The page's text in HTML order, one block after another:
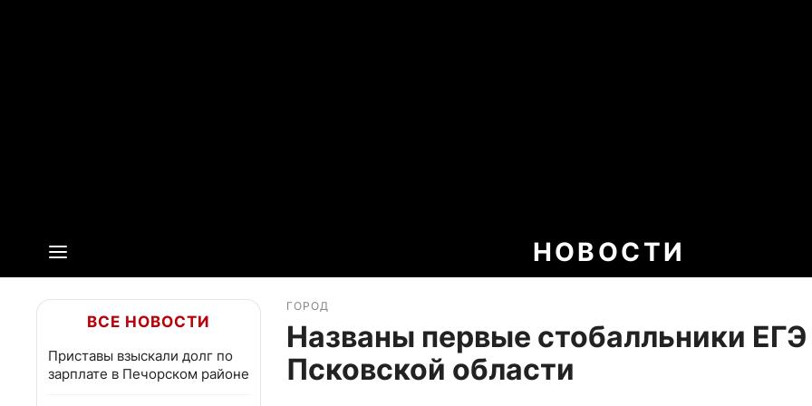
НОВОСТИ
ВСЕ НОВОСТИ
Приставы взыскали долг по
зарплате в Печорском районе
ГОРОД
Названы первые стобалльники ЕГЭ
Псковской области